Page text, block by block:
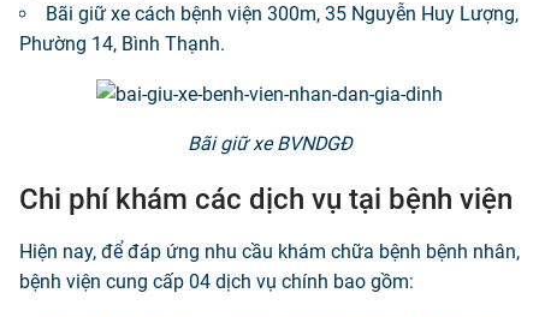
Bãi giữ xe cách bệnh viện 300m, 35 Nguyễn Huy Lượng,
Phường 14, Bình Thạnh.
Bãi giữ xe BVNDGĐ
Chi phí khám các dịch vụ tại bệnh viện
Hiện nay, để đáp ứng nhu cầu khám chữa bệnh bệnh nhân,
bệnh viện cung cấp 04 dịch vụ chính bao gồm: